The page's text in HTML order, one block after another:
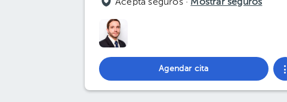
Acepta seguros · Mostrar seguros
Agendar cita